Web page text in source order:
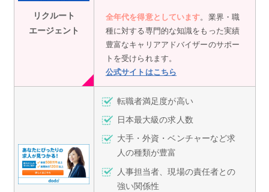
リクルート
エージェント
全年代を得意としています。業界・職
種に対する専門的な知識をもった実績
豊富なキャリアアドバイザーのサポー
トを受けられます。
公式サイトはこちら
転職者満足度が高い
日本最大級の求人数
大手・外資・ベンチャーなど求
人の種類が豊富
人事担当者、現場の責任者との
強い関係性